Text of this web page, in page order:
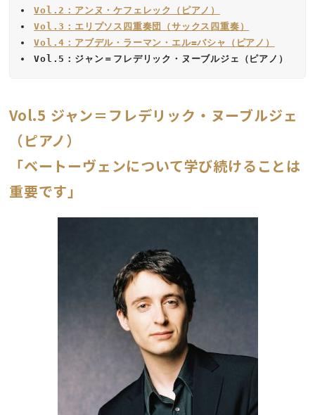
Vol.2：アンヌ・ケフェレック（ピアノ）
Vol.3：エリプソス四重奏団（サックス四重奏）
Vol.4：アブデル・ラーマン・エル=バシャ（ピアノ）
Vol.5： ジャン＝フレデリック・ヌーブルジェ （ピアノ）
Vol.5 ジャン＝フレデリック・ヌーブルジェ
（ピアノ）
「ベートーヴェンについて学び続けることは
重要です」